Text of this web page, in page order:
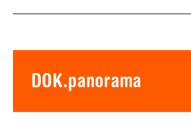
DOK.panorama